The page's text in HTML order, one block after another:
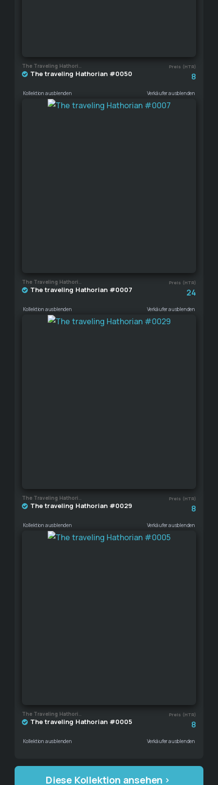
The Traveling Hathorian Preis (HTR)
The traveling Hathorian #0050 8
Kollektion ausblenden Verkäufer ausblenden
The Traveling Hathorian Preis (HTR)
The traveling Hathorian #0007 24
Kollektion ausblenden Verkäufer ausblenden
The Traveling Hathorian Preis (HTR)
The traveling Hathorian #0029 8
Kollektion ausblenden Verkäufer ausblenden
The Traveling Hathorian Preis (HTR)
The traveling Hathorian #0005 8
Kollektion ausblenden Verkäufer ausblenden
Diese Kollektion ansehen